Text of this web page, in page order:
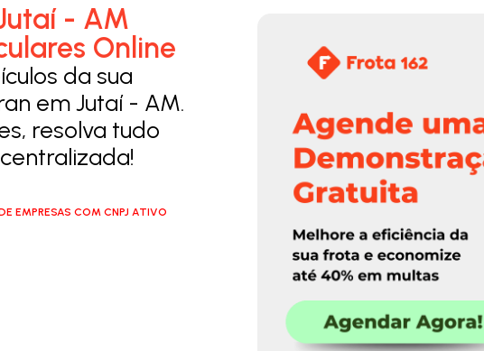
- AM
Online
da sua
em Jutaí - AM.
resolva tudo
EMPRESAS COM CNPJ ATIVO